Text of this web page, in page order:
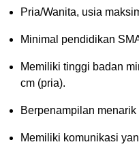
Pria/Wanita, usia
Minimal pendidikan
Memiliki tinggi badan
cm (pria).
Berpenampilan menarik
Memiliki komunikasi